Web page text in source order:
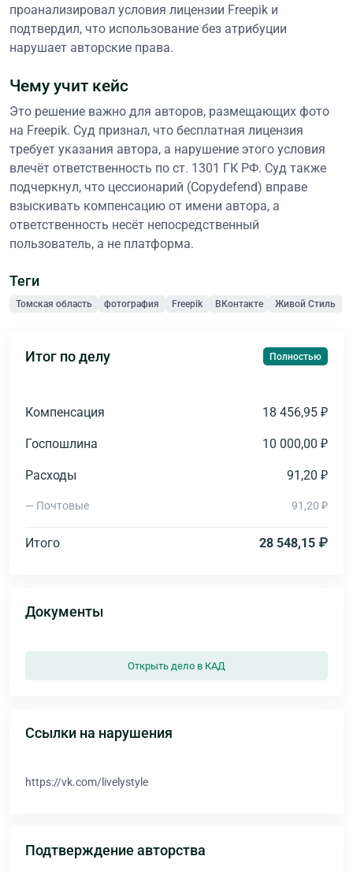
проанализировал условия лицензии Freepik и
подтвердил, что использование без атрибуции
нарушает авторские права.
Чему учит кейс
Это решение важно для авторов, размещающих фото
на Freepik. Суд признал, что бесплатная лицензия
требует указания автора, а нарушение этого условия
влечёт ответственность по ст. 1301 ГК РФ. Суд также
подчеркнул, что цессионарий (Copydefend) вправе
взыскивать компенсацию от имени автора, а
ответственность несёт непосредственный
пользователь, а не платформа.
Теги
Томская область фотография Freepik ВКонтакте Живой Стиль
Итог по делу Полностью
Компенсация 18 456,95 ₽
Госпошлина 10 000,00 ₽
Расходы 91,20 ₽
— Почтовые 91,20 ₽
Итого 28 548,15 ₽
Документы
Открыть дело в КАД
Ссылки на нарушения
https://vk.com/livelystyle
Подтверждение авторства